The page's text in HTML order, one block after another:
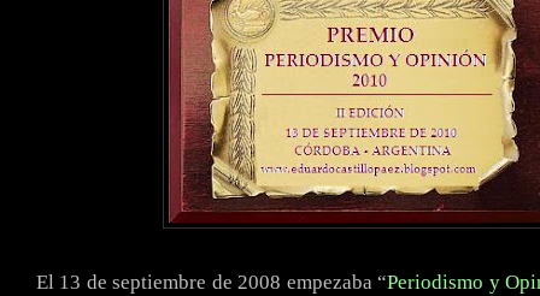
El 13 de septiembre de 2008 empezaba “Periodismo y